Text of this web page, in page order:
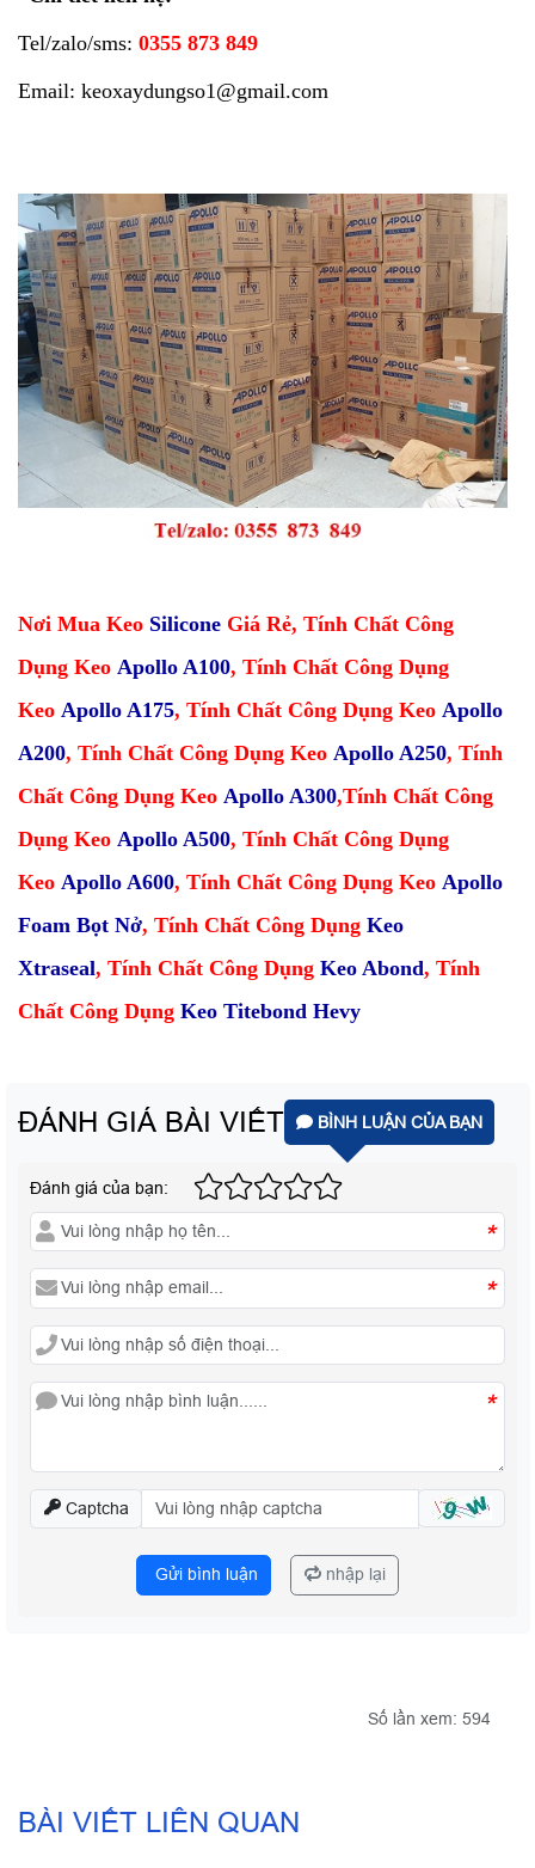
Tel/zalo/sms: 0355 873 849
Email: keoxaydungso1@gmail.com
Nơi Mua Keo Silicone Giá Rẻ, Tính Chất Công
Dụng Keo Apollo A100, Tính Chất Công Dụng
Keo Apollo A175, Tính Chất Công Dụng Keo Apollo
A200, Tính Chất Công Dụng Keo Apollo A250, Tính
Chất Công Dụng Keo Apollo A300,Tính Chất Công
Dụng Keo Apollo A500, Tính Chất Công Dụng
Keo Apollo A600, Tính Chất Công Dụng Keo Apollo
Foam Bọt Nở, Tính Chất Công Dụng Keo
Xtraseal, Tính Chất Công Dụng Keo Abond, Tính
Chất Công Dụng Keo Titebond Hevy
ĐÁNH GIÁ BÀI VIẾT BÌNH LUẬN CỦA BẠN
Đánh giá của bạn:
*
*
*
Captcha
Gửi bình luận nhập lại
Số lần xem: 594
BÀI VIẾT LIÊN QUAN